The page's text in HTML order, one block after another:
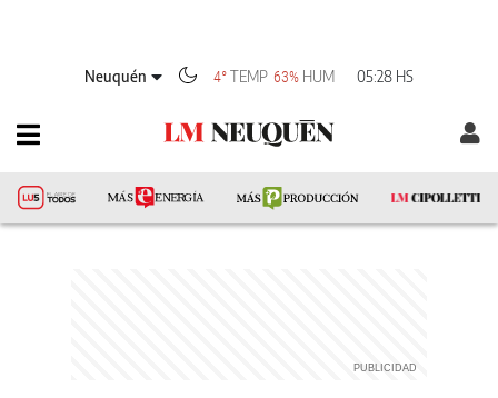
Neuquén 4° TEMP 63% HUM 05:28 HS